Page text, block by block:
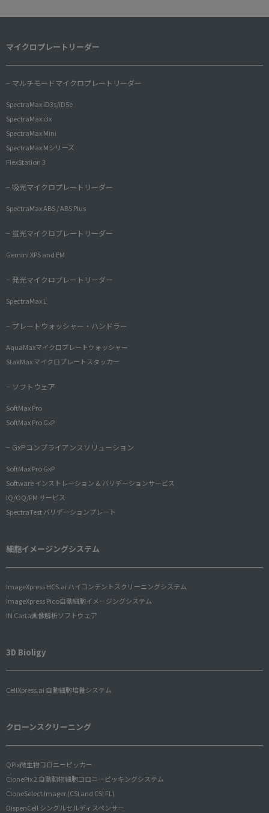
マイクロプレートリーダー
− マルチモードマイクロプレートリーダー
SpectraMax iD3s/iD5e
SpectraMax i3x
SpectraMax Mini
SpectraMax Mシリーズ
FlexStation 3
− 吸光マイクロプレートリーダー
SpectraMax ABS / ABS Plus
− 蛍光マイクロプレートリーダー
Gemini XPS and EM
− 発光マイクロプレートリーダー
SpectraMax L
− プレートウォッシャー・ハンドラー
AquaMaxマイクロプレートウォッシャー
StakMax マイクロプレートスタッカー
− ソフトウェア
SoftMax Pro
SoftMax Pro GxP
− GxPコンプライアンスソリューション
SoftMax Pro GxP
Software インストレーション & バリデーションサービス
IQ/OQ/PM サービス
SpectraTest バリデーションプレート
細胞イメージングシステム
ImageXpress HCS.ai ハイコンテントスクリーニングシステム
ImageXpress Pico自動細胞イメージングシステム
IN Carta画像解析ソフトウェア
3D Bioligy
CellXpress.ai 自動細胞培養システム
クローンスクリーニング
QPix微生物コロニーピッカー
ClonePix 2 自動動物細胞コロニーピッキングシステム
CloneSelect Imager (CSI and CSI FL)
DispenCell シングルセルディスペンサー